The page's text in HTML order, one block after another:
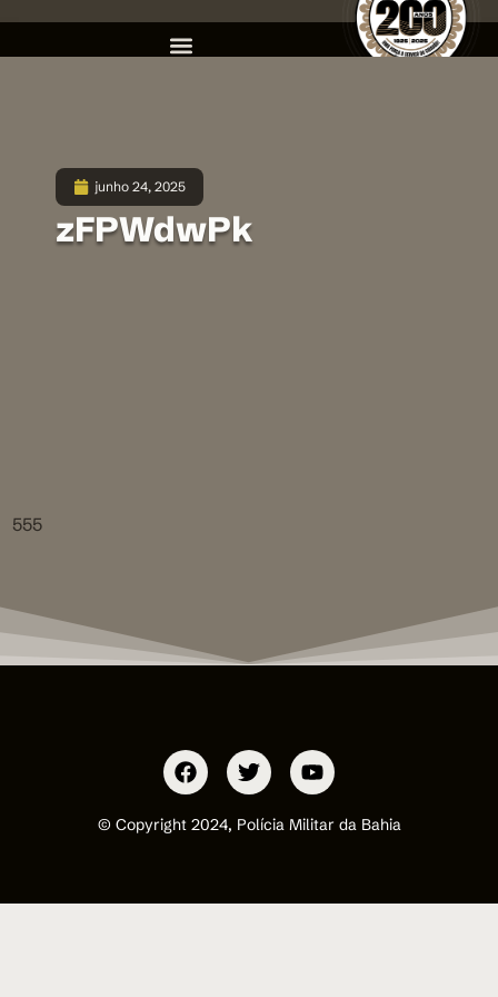
junho 24, 2025
zFPWdwPk
555
© Copyright 2024, Polícia Militar da Bahia